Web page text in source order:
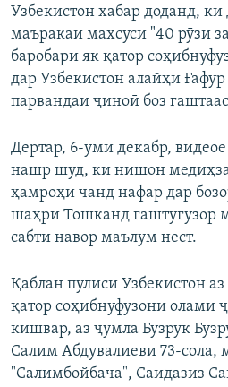
Узбекистон хабар доданд,
маъракаи махсуси "40 рӯзи
баробари як қатор
дар Узбекистон алайҳи
парвандаи ҷиноӣ боз
Дертар, 6-уми декабр,
нашр шуд, ки нишон
ҳамроҳи чанд нафар дар
шаҳри Тошканд гаштугузор
сабти навор маълум нест.
Қаблан пулиси Узбекистон
қатор соҳибнуфузони олами
кишвар, аз ҷумла Бузрук
Салим Абдувалиеви 73-сола,
"Салимбойбача", Саидазиз